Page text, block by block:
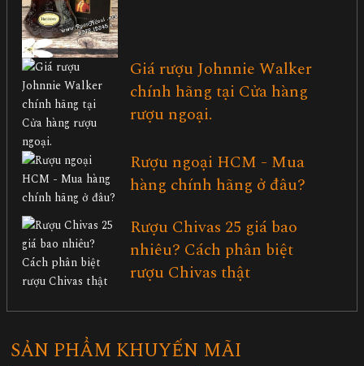
Giá rượu Johnnie Walker
chính hãng tại Cửa hàng
rượu ngoại.
Rượu ngoại HCM - Mua
hàng chính hãng ở đâu?
Rượu Chivas 25 giá bao
nhiêu? Cách phân biệt
rượu Chivas thật
SẢN PHẨM KHUYẾN MÃI